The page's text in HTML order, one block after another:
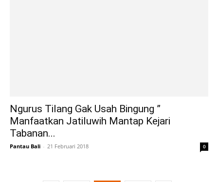
Ngurus Tilang Gak Usah Bingung ”
Manfaatkan Jatiluwih Mantap Kejari
Tabanan...
Pantau Bali - 21 Februari 2018 0